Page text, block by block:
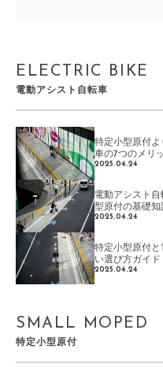
ELECTRIC BIKE
電動アシスト自転車
特定小型原付
車の7つのメリ
2025.04.24
電動アシスト
型原付の基礎知
2025.04.24
特定小型原付
い選び方ガイド
2025.04.24
SMALL MOPED
特定小型原付